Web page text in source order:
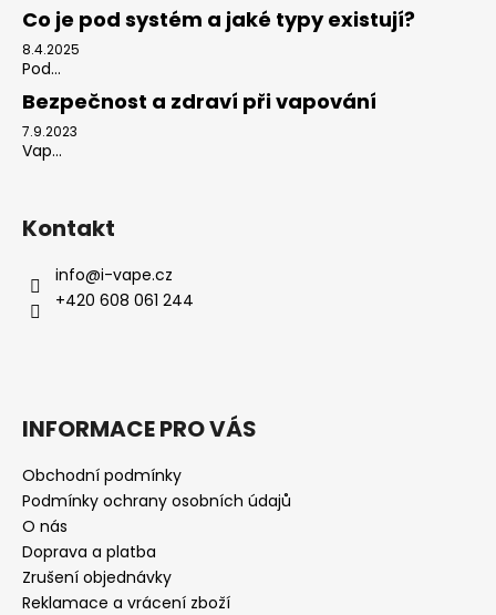
Co je pod systém a jaké typy existují?
8.4.2025
Pod...
Bezpečnost a zdraví při vapování
7.9.2023
Vap...
Kontakt
info@i-vape.cz
+420 608 061 244
INFORMACE PRO VÁS
Obchodní podmínky
Podmínky ochrany osobních údajů
O nás
Doprava a platba
Zrušení objednávky
Reklamace a vrácení zboží